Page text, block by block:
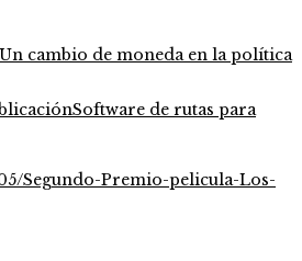
Un cambio de moneda en la política
Software de rutas para